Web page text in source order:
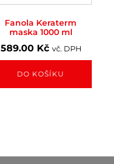
Fanola Keraterm
maska 1000 ml
589.00 Kč vč. DPH
DO KOŠÍKU